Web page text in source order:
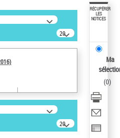
les
20
résultats/page
20
résultats/page
RÉCUPÉRER
LES
NOTICES
Ma
(0)